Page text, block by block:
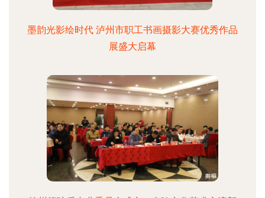
墨韵光影绘时代 泸州市职工书画摄影大赛优秀作品
展盛大启幕